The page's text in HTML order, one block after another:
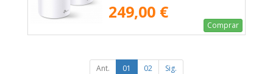
249,00 €
Comprar
Ant. 01 02 Sig.